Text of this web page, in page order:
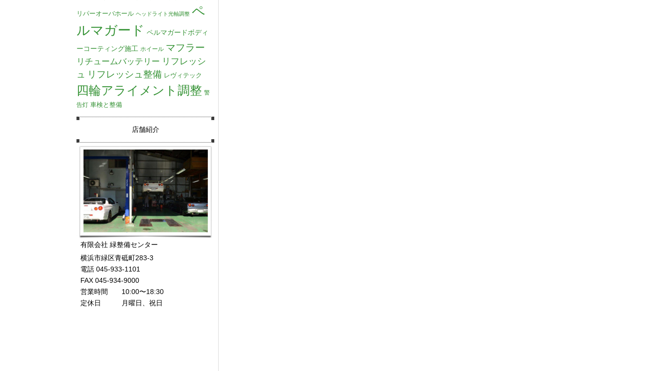
リパーオーバホール ヘッドライト光軸調整 ペ
ルマガード ペルマガードボディ
ーコーティング施工 ホイール マフラー
リチュームバッテリー リフレッシ
ュ
リフレッシュ整備 レヴィテック
四輪アライメント調整 警
告灯 車検と整備
店舗紹介
有限会社 緑整備センター
横浜市緑区青砥町283-3
電話 045-933-1101
FAX 045-934-9000
営業時間 10:00〜18:30
定休日 月曜日、祝日